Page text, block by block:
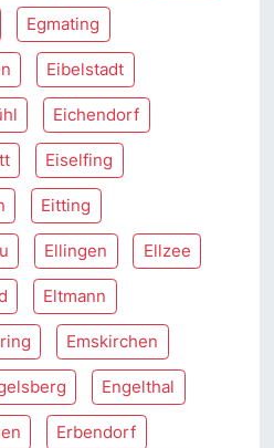
Egmating
Eibelstadt
Eichendorf
Eiselfing
Eitting
Ellingen Ellzee
Eltmann
Emskirchen
Engelthal
Erbendorf